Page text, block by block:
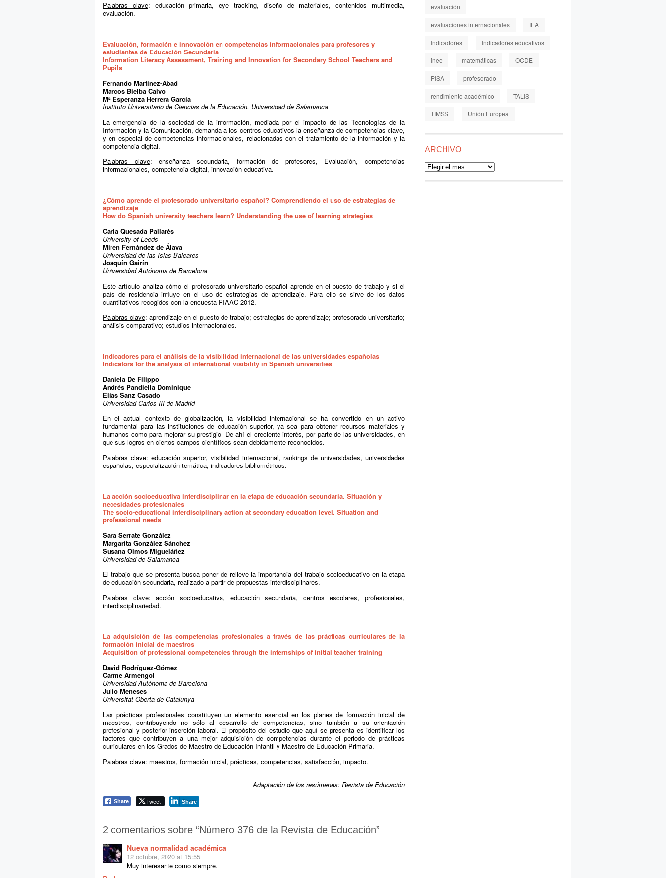
Palabras clave: educación primaria, eye tracking, diseño de materiales, contenidos multimedia,
evaluación.
Evaluación, formación e innovación en competencias informacionales para profesores y
estudiantes de Educación Secundaria
Information Literacy Assessment, Training and Innovation for Secondary School Teachers and
Pupils
Fernando Martínez-Abad
Marcos Bielba Calvo
Mª Esperanza Herrera García
Instituto Universitario de Ciencias de la Educación, Universidad de Salamanca
La emergencia de la sociedad de la información, mediada por el impacto de las Tecnologías de la
Información y la Comunicación, demanda a los centros educativos la enseñanza de competencias clave,
y en especial de competencias informacionales, relacionadas con el tratamiento de la información y la
competencia digital.
Palabras clave: enseñanza secundaria, formación de profesores, Evaluación, competencias
informacionales, competencia digital, innovación educativa.
¿Cómo aprende el profesorado universitario español? Comprendiendo el uso de estrategias de
aprendizaje
How do Spanish university teachers learn? Understanding the use of learning strategies
Carla Quesada Pallarés
University of Leeds
Miren Fernández de Álava
Universidad de las Islas Baleares
Joaquín Gairín
Universidad Autónoma de Barcelona
Este artículo analiza cómo el profesorado universitario español aprende en el puesto de trabajo y si el
país de residencia influye en el uso de estrategias de aprendizaje. Para ello se sirve de los datos
cuantitativos recogidos con la encuesta PIAAC 2012.
Palabras clave: aprendizaje en el puesto de trabajo; estrategias de aprendizaje; profesorado universitario;
análisis comparativo; estudios internacionales.
Indicadores para el análisis de la visibilidad internacional de las universidades españolas
Indicators for the analysis of international visibility in Spanish universities
Daniela De Filippo
Andrés Pandiella Dominique
Elías Sanz Casado
Universidad Carlos III de Madrid
En el actual contexto de globalización, la visibilidad internacional se ha convertido en un activo
fundamental para las instituciones de educación superior, ya sea para obtener recursos materiales y
humanos como para mejorar su prestigio. De ahí el creciente interés, por parte de las universidades, en
que sus logros en ciertos campos científicos sean debidamente reconocidos.
Palabras clave: educación superior, visibilidad internacional, rankings de universidades, universidades
españolas, especialización temática, indicadores bibliométricos.
La acción socioeducativa interdisciplinar en la etapa de educación secundaria. Situación y
necesidades profesionales
The socio-educational interdisciplinary action at secondary education level. Situation and
professional needs
Sara Serrate González
Margarita González Sánchez
Susana Olmos Migueláñez
Universidad de Salamanca
El trabajo que se presenta busca poner de relieve la importancia del trabajo socioeducativo en la etapa
de educación secundaria, realizado a partir de propuestas interdisciplinares.
Palabras clave: acción socioeducativa, educación secundaria, centros escolares, profesionales,
interdisciplinariedad.
La adquisición de las competencias profesionales a través de las prácticas curriculares de la
formación inicial de maestros
Acquisition of professional competencies through the internships of initial teacher training
David Rodríguez-Gómez
Carme Armengol
Universidad Autónoma de Barcelona
Julio Meneses
Universitat Oberta de Catalunya
Las prácticas profesionales constituyen un elemento esencial en los planes de formación inicial de
maestros, contribuyendo no sólo al desarrollo de competencias, sino también a su orientación
profesional y posterior inserción laboral. El propósito del estudio que aquí se presenta es identificar los
factores que contribuyen a una mejor adquisición de competencias durante el periodo de prácticas
curriculares en los Grados de Maestro de Educación Infantil y Maestro de Educación Primaria.
Palabras clave: maestros, formación inicial, prácticas, competencias, satisfacción, impacto.
Adaptación de los resúmenes: Revista de Educación
Share Tweet Share
2 comentarios sobre “Número 376 de la Revista de Educación”
Nueva normalidad académica
12 octubre, 2020 at 15:55
Muy interesante como siempre.
evaluación
evaluaciones internacionales IEA
Indicadores Indicadores educativos
inee matemáticas OCDE
PISA profesorado
rendimiento académico TALIS
TIMSS Unión Europea
ARCHIVO
Archivo